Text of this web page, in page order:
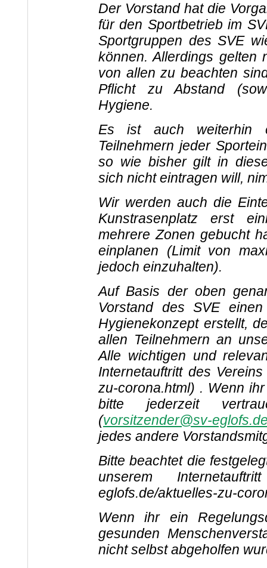
Der Vorstand hat die
für den Sportbetrieb im
Sportgruppen des SVE
können. Allerdings gelten
von allen zu beachten
Pflicht zu Abstand
Hygiene.
Es ist auch weiterhin
Teilnehmern jeder
so wie bisher gilt in
sich nicht eintragen will,
Wir werden auch die
Kunstrasenplatz erst
mehrere Zonen gebucht
einplanen (Limit von
jedoch einzuhalten).
Auf Basis der oben
Vorstand des SVE einen
Hygienekonzept erstellt,
allen Teilnehmern an
Alle wichtigen und
Internetauftritt des
zu-corona.html) . Wenn
bitte jederzeit
(vorsitzender@sv-
jedes andere
Bitte beachtet die
unserem
eglofs.de/aktuelles-zu-
Wenn ihr ein
gesunden
nicht selbst abgeholfen